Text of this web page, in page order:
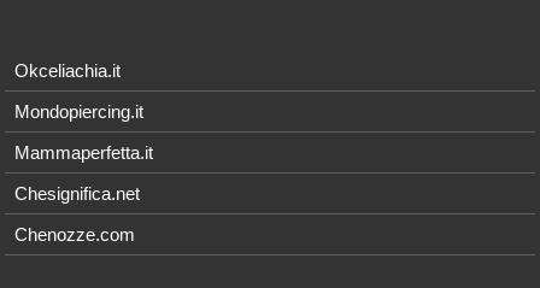
Okceliachia.it
Mondopiercing.it
Mammaperfetta.it
Chesignifica.net
Chenozze.com